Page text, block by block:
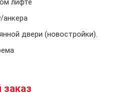
лифте
анкера
двери (новостройки).